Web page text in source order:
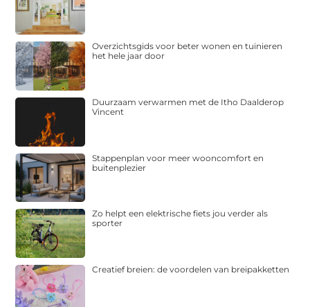
Overzichtsgids voor beter wonen en tuinieren
het hele jaar door
Duurzaam verwarmen met de Itho Daalderop
Vincent
Stappenplan voor meer wooncomfort en
buitenplezier
Zo helpt een elektrische fiets jou verder als
sporter
Creatief breien: de voordelen van breipakketten